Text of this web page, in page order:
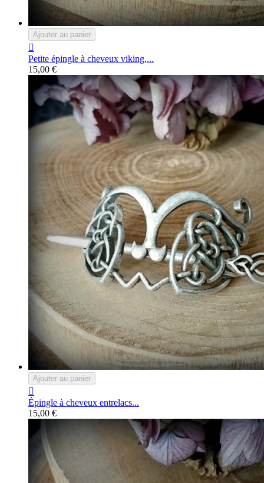
Ajouter au panier

Petite épingle à cheveux viking,...
15,00 €
Ajouter au panier

Épingle à cheveux entrelacs...
15,00 €